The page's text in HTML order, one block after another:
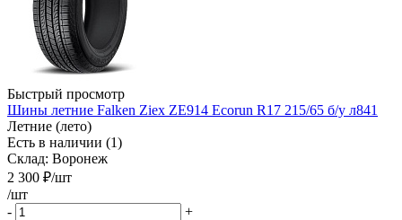
Быстрый просмотр
Шины летние Falken Ziex ZE914 Ecorun R17 215/65 б/у л841
Летние (лето)
Есть в наличии (1)
Склад: Воронеж
2 300 ₽/шт
/шт
-
+